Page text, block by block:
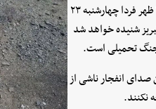
بر اساس این اطلاعیه از ساعت ۹ صبح تا ۱۲ ظهر فردا چهارشنبه ۲۳
شنیده خواهد شد
جنگ تحمیلی است.
صدای انفجار ناشی از
نکنند.